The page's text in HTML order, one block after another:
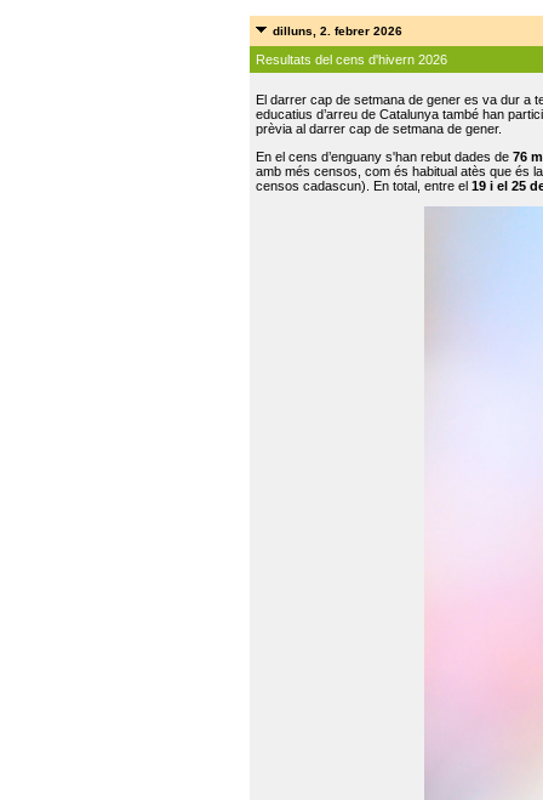
dilluns, 2. febrer 2026
Resultats del cens d'hivern 2026
El darrer cap de setmana de gener es va dur a
educatius d’arreu de Catalunya també han
prèvia al darrer cap de setmana de gener.
En el cens d’enguany s'han rebut dades de 76
amb més censos, com és habitual atès que és
censos cadascun). En total, entre el 19 i el 25